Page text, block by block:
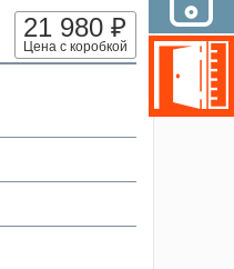
21 980 ₽
Цена с коробкой